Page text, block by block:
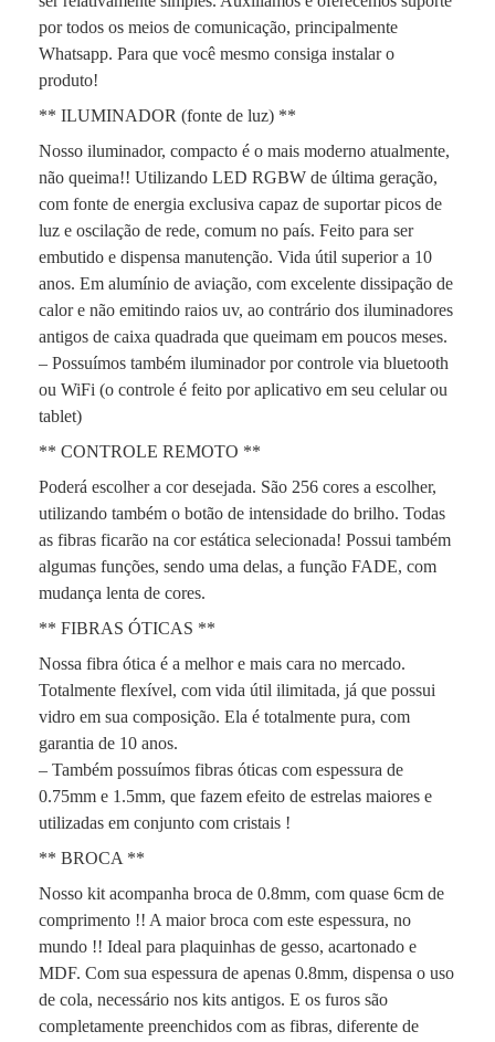
por todos os meios de comunicação, principalmente
Whatsapp. Para que você mesmo consiga instalar o
produto!
** ILUMINADOR (fonte de luz) **
Nosso iluminador, compacto é o mais moderno atualmente,
não queima!! Utilizando LED RGBW de última geração,
com fonte de energia exclusiva capaz de suportar picos de
luz e oscilação de rede, comum no país. Feito para ser
embutido e dispensa manutenção. Vida útil superior a 10
anos. Em alumínio de aviação, com excelente dissipação de
calor e não emitindo raios uv, ao contrário dos iluminadores
antigos de caixa quadrada que queimam em poucos meses.
– Possuímos também iluminador por controle via bluetooth
ou WiFi (o controle é feito por aplicativo em seu celular ou
tablet)
** CONTROLE REMOTO **
Poderá escolher a cor desejada. São 256 cores a escolher,
utilizando também o botão de intensidade do brilho. Todas
as fibras ficarão na cor estática selecionada! Possui também
algumas funções, sendo uma delas, a função FADE, com
mudança lenta de cores.
** FIBRAS ÓTICAS **
Nossa fibra ótica é a melhor e mais cara no mercado.
Totalmente flexível, com vida útil ilimitada, já que possui
vidro em sua composição. Ela é totalmente pura, com
garantia de 10 anos.
– Também possuímos fibras óticas com espessura de
0.75mm e 1.5mm, que fazem efeito de estrelas maiores e
utilizadas em conjunto com cristais !
** BROCA **
Nosso kit acompanha broca de 0.8mm, com quase 6cm de
comprimento !! A maior broca com este espessura, no
mundo !! Ideal para plaquinhas de gesso, acartonado e
MDF. Com sua espessura de apenas 0.8mm, dispensa o uso
de cola, necessário nos kits antigos. E os furos são
completamente preenchidos com as fibras, diferente de